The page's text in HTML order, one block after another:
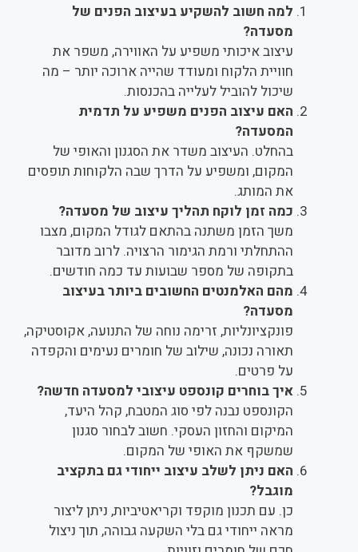
למה חשוב להשקיע בעיצוב הפנים של
מסעדה?
עיצוב איכותי משפיע על האווירה, משפר את
חוויית הלקוח ומעודד שהייה ארוכה יותר – מה
שיכול להוביל לעלייה בהכנסות.
האם עיצוב הפנים משפיע על תדמית
המסעדה?
בהחלט. העיצוב משדר את הסגנון והאופי של
המקום, ומשפיע על הדרך שבה הלקוחות תופסים
את המותג.
כמה זמן לוקח תהליך עיצוב של מסעדה?
משך הזמן משתנה בהתאם לגודל המקום, מצבו
ההתחלתי ורמת הגימור הרצויה. לרוב מדובר
בתקופה של מספר שבועות עד כמה חודשים.
מהם האלמנטים החשובים ביותר בעיצוב
מסעדה?
פונקציונליות, זרימה נוחה של התנועה, אקוסטיקה,
תאורה נכונה, שילוב של חומרים נעימים והקפדה
על פרטים.
איך בוחרים קונספט עיצובי למסעדה חדשה?
הקונספט נבנה לפי סוג המטבח, קהל היעד,
המיקום והחזון העסקי. חשוב לבחור סגנון
שמשקף את האופי של המקום.
האם ניתן לשלב עיצוב ייחודי גם בתקציב
מוגבל?
כן. עם תכנון מוקפד וקריאטיביות, ניתן ליצור
מראה ייחודי גם בלי השקעה גבוהה, תוך ניצול